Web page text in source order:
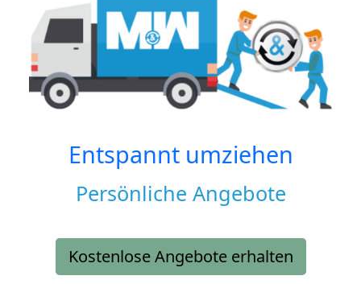
Entspannt umziehen
Persönliche Angebote
Kostenlose Angebote erhalten